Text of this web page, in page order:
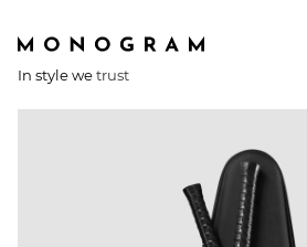
In style wetrust